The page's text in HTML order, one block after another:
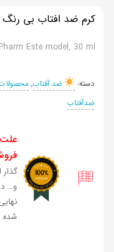
کرم ضد افتاب بی رنگ فارم
Este model, 30 ml
دسته: ضد آفتاب,
ضدآفتاب
و…
شده